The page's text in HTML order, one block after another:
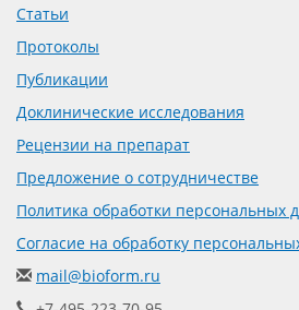
Статьи
Протоколы
Публикации
Доклинические исследования
Рецензии на препарат
Предложение о сотрудничестве
Политика обработки персональных
Согласие на обработку
mail@bioform.ru